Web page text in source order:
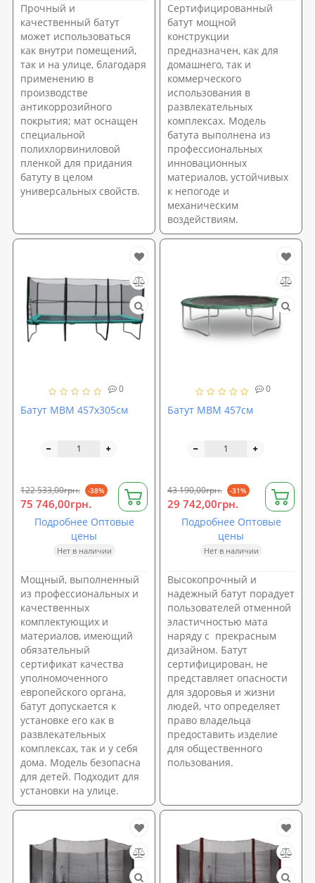
Прочный и
качественный батут
может использоваться
как внутри помещений,
так и на улице, благодаря
применению в
производстве
антикоррозийного
покрытия; мат оснащен
специальной
полихлорвиниловой
пленкой для придания
батуту в целом
универсальных свойств.
Сертифицированный
батут мощной
конструкции
предназначен, как для
домашнего, так и
коммерческого
использования в
развлекательных
комплексах. Модель
батута выполнена из
профессиональных
инновационных
материалов, устойчивых
к непогоде и
механическим
воздействиям.
0
Батут MBM 457x305см
122 533,00грн. -38%
75 746,00грн.
Подробнее Оптовые
цены
Нет в наличии
Мощный, выполненный
из профессиональных и
качественных
комплектующих и
материалов, имеющий
обязательный
сертификат качества
уполномоченного
европейского органа,
батут допускается к
установке его как в
развлекательных
комплексах, так и у себя
дома. Модель безопасна
для детей. Подходит для
установки на улице.
0
Батут MBM 457см
43 190,00грн. -31%
29 742,00грн.
Подробнее Оптовые
цены
Нет в наличии
Высокопрочный и
надежный батут порадует
пользователей отменной
эластичностью мата
наряду с прекрасным
дизайном. Батут
сертифицирован, не
представляет опасности
для здоровья и жизни
людей, что определяет
право владельца
предоставить изделие
для общественного
пользования.